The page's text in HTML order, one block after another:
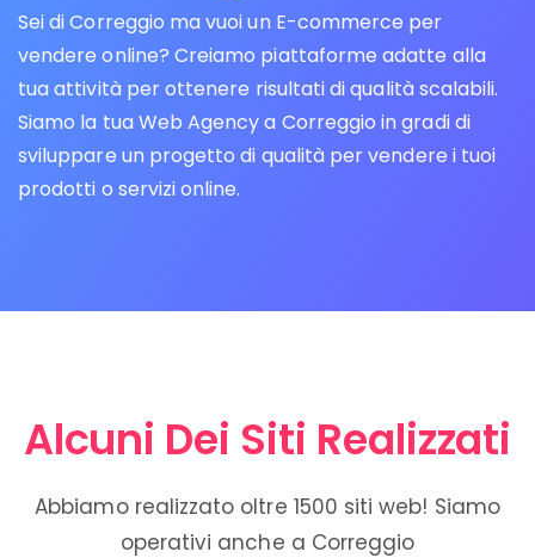
Sei di Correggio ma vuoi un E-commerce per
vendere online? Creiamo piattaforme adatte alla
tua attività per ottenere risultati di qualità scalabili.
Siamo la tua Web Agency a Correggio in gradi di
sviluppare un progetto di qualità per vendere i tuoi
prodotti o servizi online.
Alcuni Dei Siti Realizzati
Abbiamo realizzato oltre 1500 siti web! Siamo
operativi anche a Correggio